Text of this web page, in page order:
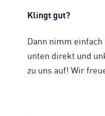
Klingt gut?
Dann nimm
unten direkt und
zu uns auf! Wir